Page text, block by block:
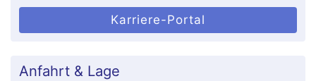
Karriere-Portal
Anfahrt & Lage